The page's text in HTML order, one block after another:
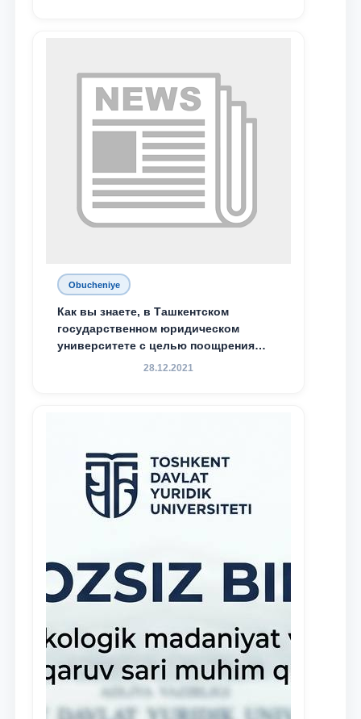
специальной стипендии имени
Хадичи Сулеймановой.
Obucheniye
Как вы знаете, в Ташкентском
государственном юридическом
университете с целью поощрения
талантливых, активных и
28.12.2021